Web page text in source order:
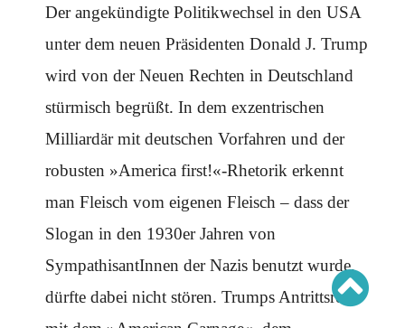
Schwerpunkt NPD
AUSGABEN
Ausgaben Übersicht
Ausgabe 220
Ausgabe 218
Ausgabe 216
Der angekündigte Politikwechsel in den USA
unter dem neuen Präsidenten Donald J. Trump
wird von der Neuen Rechten in Deutschland
stürmisch begrüßt. In dem exzentrischen
Milliardär mit deutschen Vorfahren und der
robusten »America first!«-Rhetorik erkennt
man Fleisch vom eigenen Fleisch – dass der
Slogan in den 1930er Jahren von
SympathisantInnen der Nazis benutzt wurde,
dürfte dabei nicht stören. Trumps Antrittsrede